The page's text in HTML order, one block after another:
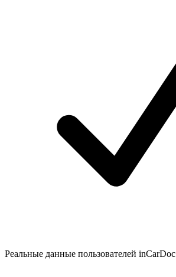
Реальные данные пользователей inCarDoc